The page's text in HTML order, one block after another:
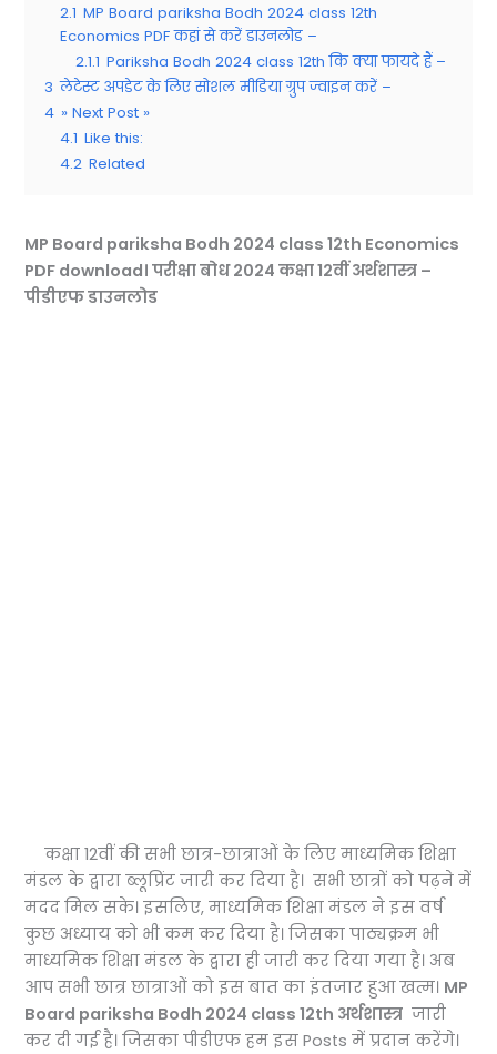
2.1 MP Board pariksha Bodh 2024 class 12th
Economics PDF कहां से करें डाउनलोड –
2.1.1 Pariksha Bodh 2024 class 12th कि क्या फायदे हैं –
3 लेटेस्ट अपडेट के लिए सोशल मीडिया ग्रुप ज्वाइन करें –
4 » Next Post »
4.1 Like this:
4.2 Related
MP Board pariksha Bodh 2024 class 12th Economics
PDF download। परीक्षा बोध 2024 कक्षा 12वीं अर्थशास्त्र –
पीडीएफ डाउनलोड
कक्षा 12वीं की सभी छात्र-छात्राओं के लिए माध्यमिक शिक्षा
मंडल के द्वारा ब्लूप्रिंट जारी कर दिया है। सभी छात्रों को पढ़ने में
मदद मिल सके। इसलिए, माध्यमिक शिक्षा मंडल ने इस वर्ष
कुछ अध्याय को भी कम कर दिया है। जिसका पाठ्यक्रम भी
माध्यमिक शिक्षा मंडल के द्वारा ही जारी कर दिया गया है। अब
आप सभी छात्र छात्राओं को इस बात का इंतजार हुआ खत्म। MP
Board pariksha Bodh 2024 class 12th अर्थशास्त्र जारी
कर दी गई है। जिसका पीडीएफ हम इस Posts में प्रदान करेंगे।